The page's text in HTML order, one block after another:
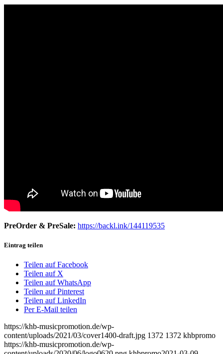
PreOrder & PreSale: https://backl.ink/144119535
Eintrag teilen
Teilen auf Facebook
Teilen auf X
Teilen auf WhatsApp
Teilen auf Pinterest
Teilen auf LinkedIn
Per E-Mail teilen
https://khb-musicpromotion.de/wp-
content/uploads/2021/03/cover1400-draft.jpg 1372 1372 khbpromo
https://khb-musicpromotion.de/wp-